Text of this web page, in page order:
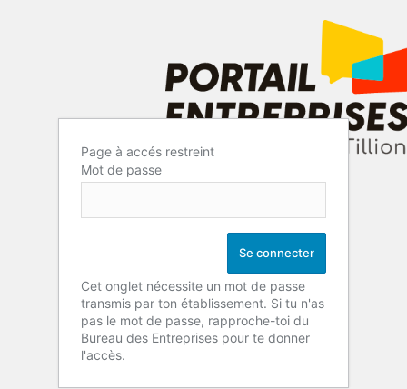
Page à accés restreint
Mot de passe
Cet onglet nécessite un mot de passe
transmis par ton établissement. Si tu n'as
pas le mot de passe, rapproche-toi du
Bureau des Entreprises pour te donner
l'accès.